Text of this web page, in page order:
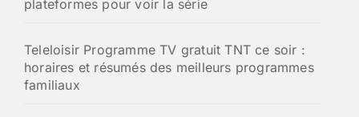
rplateformes pour voir la série
Teleloisir Programme TV gratuit TNT ce soir :
horaires et résumés des meilleurs programmes
familiaux